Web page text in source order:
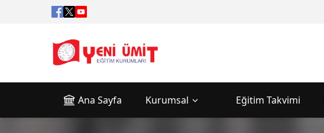
Ana Sayfa Kurumsal Eğitim Takvimi